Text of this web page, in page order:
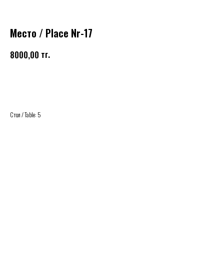
Место / Place Nr-17
8000,00 тг.
Стол / Table: 5